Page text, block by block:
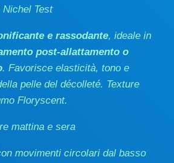
Nichel Test
e rassodante, ideale in
post-allattamento o
. Favorisce elasticità, tono e
pelle del décolleté. Texture
Floryscent.
mattina e sera
movimenti circolari dal basso